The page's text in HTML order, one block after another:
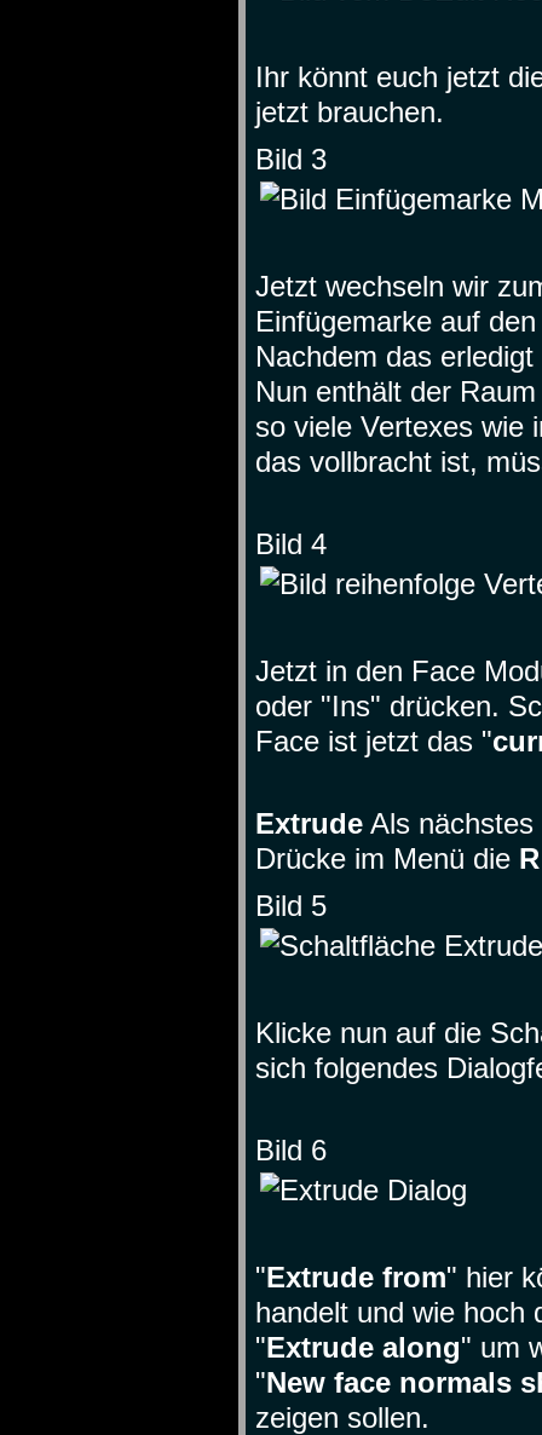
Ihr könnt euch jetzt
jetzt brauchen.
Bild 3
Jetzt wechseln wir
Einfügemarke auf
Nachdem das
Nun enthält der
so viele Vertexes wie
das vollbracht ist,
Bild 4
Jetzt in den Face
oder "Ins" drücken.
Face ist jetzt das "
Extrude Als
Drücke im Menü die R
Bild 5
Klicke nun auf die
sich folgendes
Bild 6
"Extrude from" hier
handelt und wie hoch
"Extrude along" um
"New face normals
zeigen sollen.